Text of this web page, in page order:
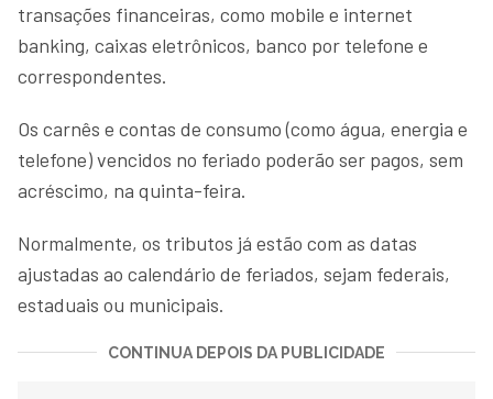
transações financeiras, como mobile e internet
banking, caixas eletrônicos, banco por telefone e
correspondentes.
Os carnês e contas de consumo (como água, energia e
telefone) vencidos no feriado poderão ser pagos, sem
acréscimo, na quinta-feira.
Normalmente, os tributos já estão com as datas
ajustadas ao calendário de feriados, sejam federais,
estaduais ou municipais.
CONTINUA DEPOIS DA PUBLICIDADE